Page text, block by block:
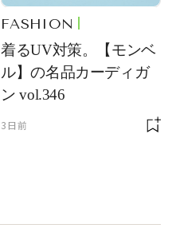
FASHION
着るUV対策。【モンベ
ル】の名品カーディガ
ン vol.346
3日前